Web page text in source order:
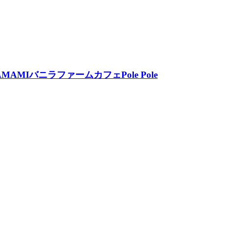
バニラファームカフェPole Pole